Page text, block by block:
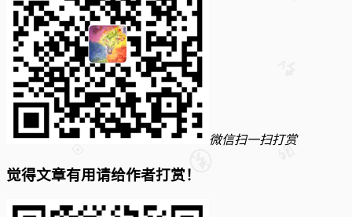
微信扫一扫打赏
觉得文章有用请给作者打赏！